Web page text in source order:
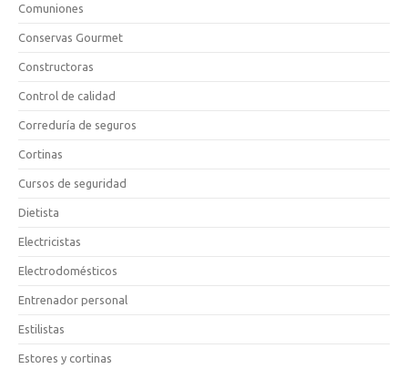
Comuniones
Conservas Gourmet
Constructoras
Control de calidad
Correduría de seguros
Cortinas
Cursos de seguridad
Dietista
Electricistas
Electrodomésticos
Entrenador personal
Estilistas
Estores y cortinas